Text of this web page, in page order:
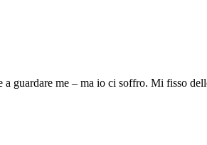
guardare me – ma io ci soffro. Mi fisso